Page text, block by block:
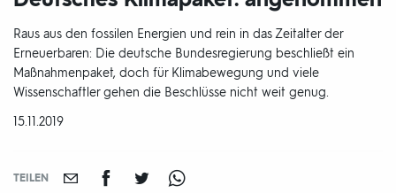
Raus aus den fossilen Energien und rein in das Zeitalter der
Erneuerbaren: Die deutsche Bundesregierung beschließt ein
Maßnahmenpaket, doch für Klimabewegung und viele
Wissenschaftler gehen die Beschlüsse nicht weit genug.
DATUM:
15.11.2019
TEILEN